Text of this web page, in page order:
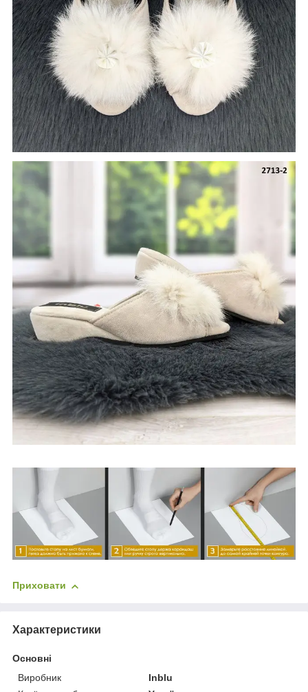
Приховати
Характеристики
Основні
Виробник
Inblu